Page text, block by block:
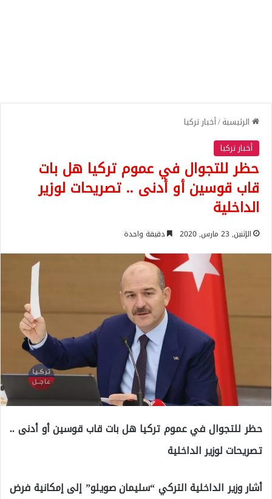
الرئيسية/أخبار تركيا
أخبار تركيا
حظر للتجوال في عموم تركيا هل بات
قاب قوسين أو أدنى .. تصريحات لوزير
الداخلية
الإثنين, 23 مارس, 2020 دقيقة واحدة
حظر للتجوال في عموم تركيا هل بات قاب قوسين أو أدنى ..
تصريحات لوزير الداخلية
أشار وزير الداخلية التركي “سليمان صويلو” إلى إمكانية فرض